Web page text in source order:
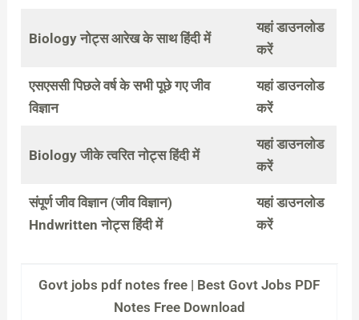
Biology नोट्स आरेख के साथ हिंदी में
यहां डाउनलोड
करें
एसएससी पिछले वर्ष के सभी पूछे गए जीव
विज्ञान
यहां डाउनलोड
करें
Biology जीके त्वरित नोट्स हिंदी में
यहां डाउनलोड
करें
संपूर्ण जीव विज्ञान (जीव विज्ञान)
Hndwritten नोट्स हिंदी में
यहां डाउनलोड
करें
Govt jobs pdf notes free | Best Govt Jobs PDF
Notes Free Download